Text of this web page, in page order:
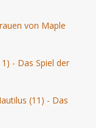
von Maple
- Das Spiel der
(11) - Das